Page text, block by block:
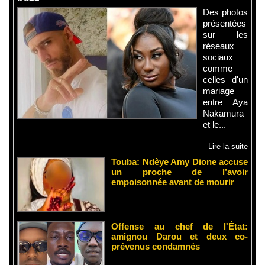
Des photos
présentées
sur les
réseaux
sociaux
comme
celles d'un
mariage
entre Aya
Nakamura
et le...
Lire la suite
Touba: Ndèye Amy Dione accuse
un proche de l’avoir
empoisonnée avant de mourir
Offense au chef de l'État:
amignou Darou et deux co-
prévenus condamnés